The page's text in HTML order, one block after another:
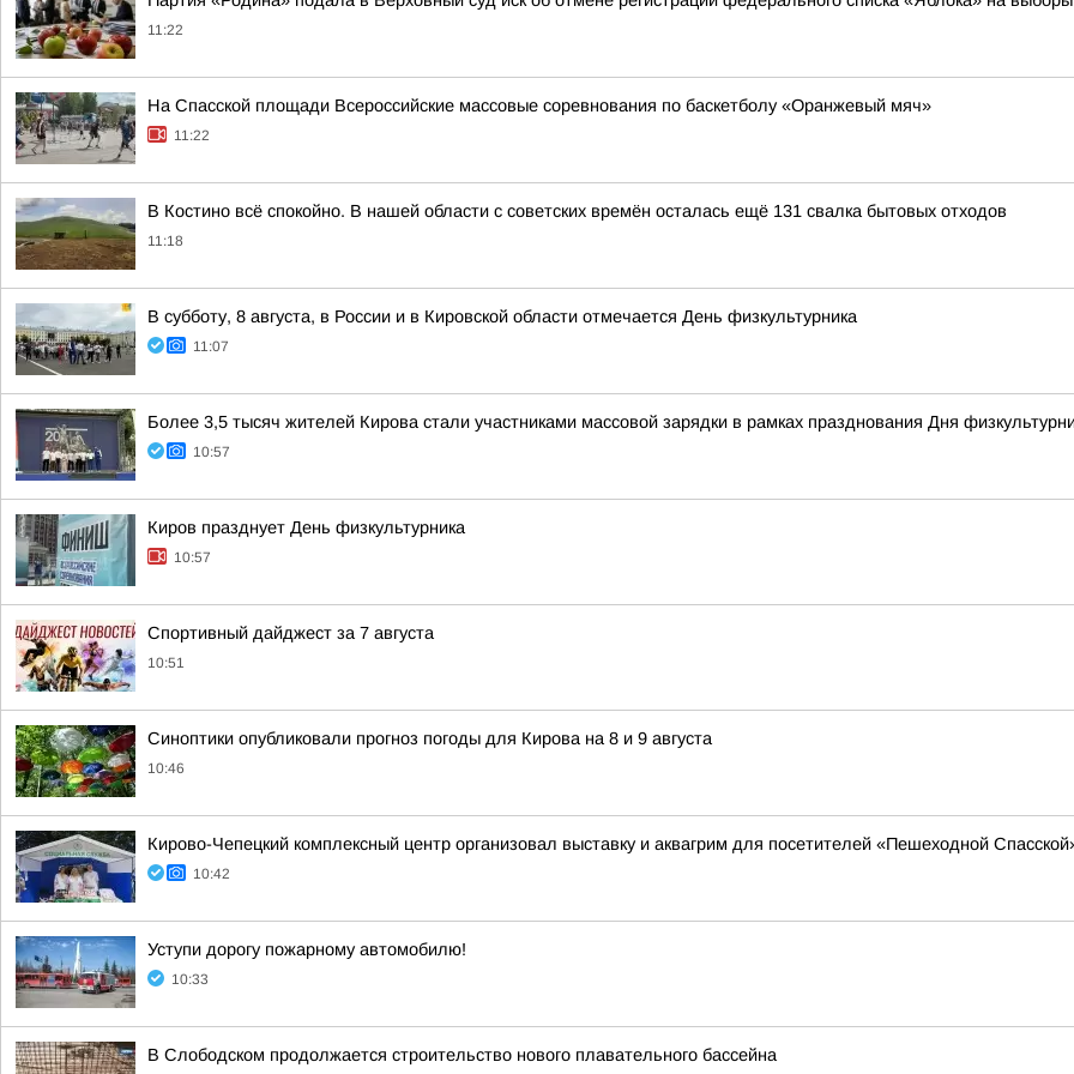
11:22
На Спасской площади Всероссийские массовые соревнования по баскетболу «Оранжевый мяч»
11:22
В Костино всё спокойно. В нашей области с советских времён осталась ещё 131 свалка бытовых отходов
11:18
В субботу, 8 августа, в России и в Кировской области отмечается День физкультурника
11:07
Более 3,5 тысяч жителей Кирова стали участниками массовой зарядки в рамках празднования Дня
10:57
Киров празднует День физкультурника
10:57
Спортивный дайджест за 7 августа
10:51
Синоптики опубликовали прогноз погоды для Кирова на 8 и 9 августа
10:46
Кирово-Чепецкий комплексный центр организовал выставку и аквагрим для посетителей «Пешеходной
10:42
Уступи дорогу пожарному автомобилю!
10:33
В Слободском продолжается строительство нового плавательного бассейна